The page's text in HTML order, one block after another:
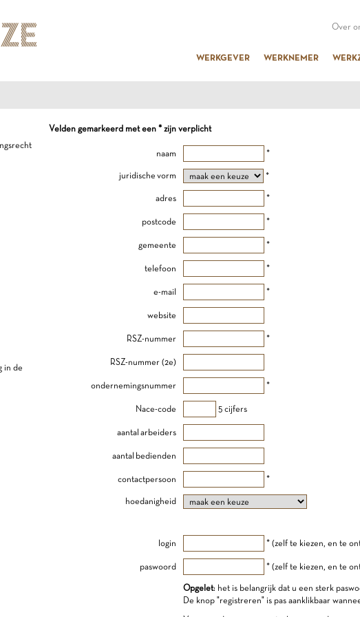
Over
WERKGEVER WERKNEMER
in de
Velden gemarkeerd met een * zijn verplicht
naam *
juridische vorm *
adres *
postcode *
gemeente *
telefoon *
e-mail *
website
RSZ-nummer *
RSZ-nummer (2e)
ondernemingsnummer *
Nace-code 5 cijfers
aantal arbeiders
aantal bedienden
contactpersoon *
hoedanigheid
login * (zelf te kiezen, en te
paswoord * (zelf te kiezen, en te
Opgelet: het is belangrijk dat u een sterk
De knop "registreren" is pas aanklikbaar